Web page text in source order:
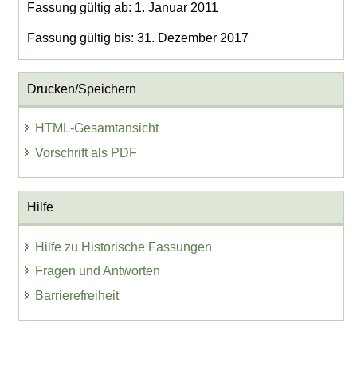
Fassung gültig ab: 1. Januar 2011
Fassung gültig bis: 31. Dezember 2017
Drucken/Speichern
HTML-Gesamtansicht
Vorschrift als PDF
Hilfe
Hilfe zu Historische Fassungen
Fragen und Antworten
Barrierefreiheit